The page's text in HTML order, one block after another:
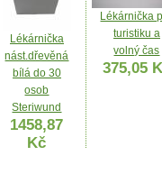
Lékárnička
nást.dřevěná
bílá do 30
osob
Steriwund
1458,87
Kč
Lékárnička
turistiku a
volný čas
375,05